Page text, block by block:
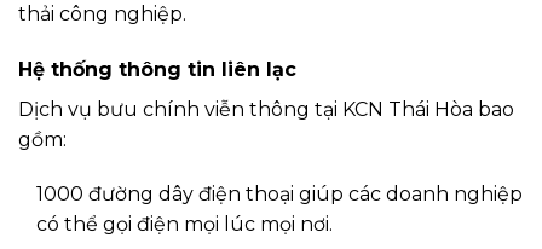
thải công nghiệp.
Hệ thống thông tin liên lạc
Dịch vụ bưu chính viễn thông tại KCN Thái Hòa bao
gồm:
1000 đường dây điện thoại giúp các doanh nghiệp
có thể gọi điện mọi lúc mọi nơi.